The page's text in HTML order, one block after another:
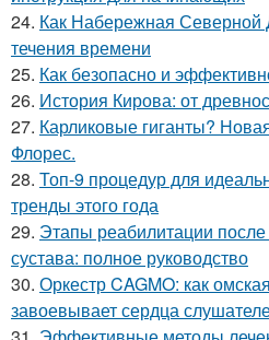
24. Как Набережная Северной
течения времени
25. Как безопасно и
26. История Кирова: от
27. Карликовые гиганты?
Флорес.
28. Топ-9 процедур для
тренды этого года
29. Этапы реабилитации после
сустава: полное руководство
30. Оркестр CAGMO: как
завоевывает сердца